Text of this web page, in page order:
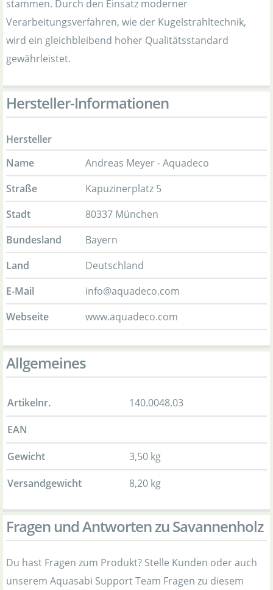
stammen. Durch den Einsatz moderner
Verarbeitungsverfahren, wie der Kugelstrahltechnik,
wird ein gleichbleibend hoher Qualitätsstandard
gewährleistet.
Hersteller-Informationen
Hersteller
Name
Andreas Meyer - Aquadeco
Straße
Kapuzinerplatz 5
Stadt
80337 München
Bundesland
Bayern
Land
Deutschland
E-Mail
info@aquadeco.com
Webseite
www.aquadeco.com
Allgemeines
Artikelnr.
140.0048.03
EAN
Gewicht
3,50 kg
Versandgewicht
8,20 kg
Fragen und Antworten zu Savannenholz
Du hast Fragen zum Produkt? Stelle Kunden oder auch
unserem Aquasabi Support Team Fragen zu diesem